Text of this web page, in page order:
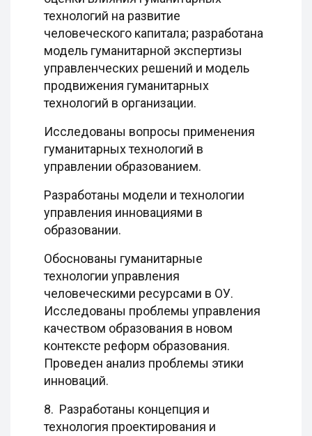
технологий на развитие
человеческого капитала; разработана
модель гуманитарной экспертизы
управленческих решений и модель
продвижения гуманитарных
технологий в организации.
Исследованы вопросы применения
гуманитарных технологий в
управлении образованием.
Разработаны модели и технологии
управления инновациями в
образовании.
Обоснованы гуманитарные
технологии управления
человеческими ресурсами в ОУ.
Исследованы проблемы управления
качеством образования в новом
контексте реформ образования.
Проведен анализ проблемы этики
инноваций.
8. Разработаны концепция и
технология проектирования и